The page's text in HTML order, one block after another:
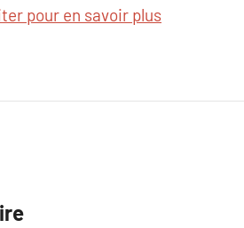
pour en savoir plus